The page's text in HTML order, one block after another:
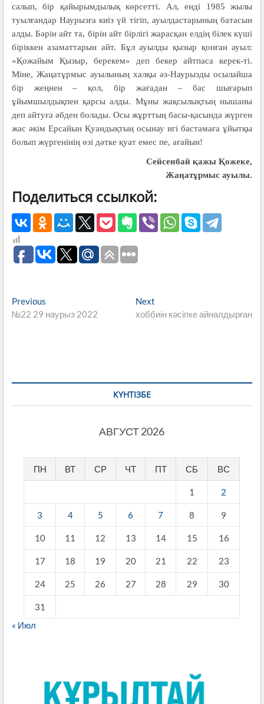
салып, бір қайырымдылық көрсетті. Ал, енді 1985 жылы
туылғандар Наурызға киіз үй тігіп, ауылдастарының батасын
алды. Бәрін айт та, бірін айт бірлігі жарасқан елдің білек күші
біріккен азаматтарын айт. Бұл ауылды қызыр қонған ауыл:
«Қожайым Қызыр, берекем» деп бекер айтпаса керек-ті.
Міне, Жаңатұрмыс ауылының хал­қы әз-Наурызды осылайша
бір жең­нен – қол, бір жағадан – бас шығарып
ұйымшылдықпен қарсы алды. Мұны жақсылықтың нышаны
деп айтуға әбден болады. Осы жұрттың басы-қасында жүрген
жас әкім Ерсайын Қуандықтың осынау игі бастамаға ұйытқы
болып жүргенінің өзі дәтке қуат емес пе, ағайын!
Сейсенбай қажы Қожеке,
Жаңатұрмыс ауылы.
Поделиться ссылкой:
Навигация
по
PreviousPrevious
post:
№22 29 наурыз 2022
Next
post:
хоббиін кәсіпке айналдырған
КҮНТІЗБЕ
АВГУСТ 2026
ПН ВТ СР ЧТ ПТ СБ ВС
1 2
3 4 5 6 7 8 9
10 11 12 13 14 15 16
17 18 19 20 21 22 23
24 25 26 27 28 29 30
31
« Июл